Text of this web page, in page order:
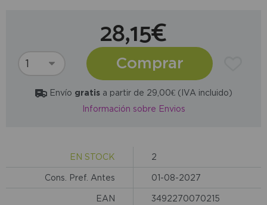
28,15€
Comprar
Envío gratisa partir de 29,00€ (IVA incluido)
Información sobre Envios
EN STOCK 2
Cons. Pref. Antes 01-08-2027
EAN 3492270070215